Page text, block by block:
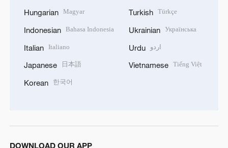
Hungarian Magyar
Indonesian Bahasa Indonesia
Italian Italiano
Japanese 日本語
Korean 한국어
Turkish Türkçe
Ukrainian Українська
Urdu اردو
Vietnamese Tiếng Việt
DOWNLOAD OUR APP